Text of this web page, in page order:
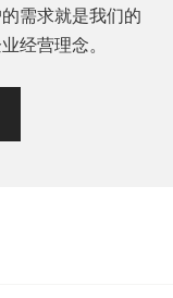
需求就是我们的
经营理念。